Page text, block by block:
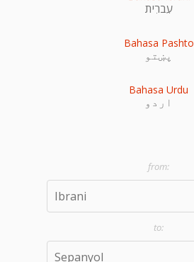
עִברִית
Bahasa Pashto
پښتو
Bahasa Urdu
اردو